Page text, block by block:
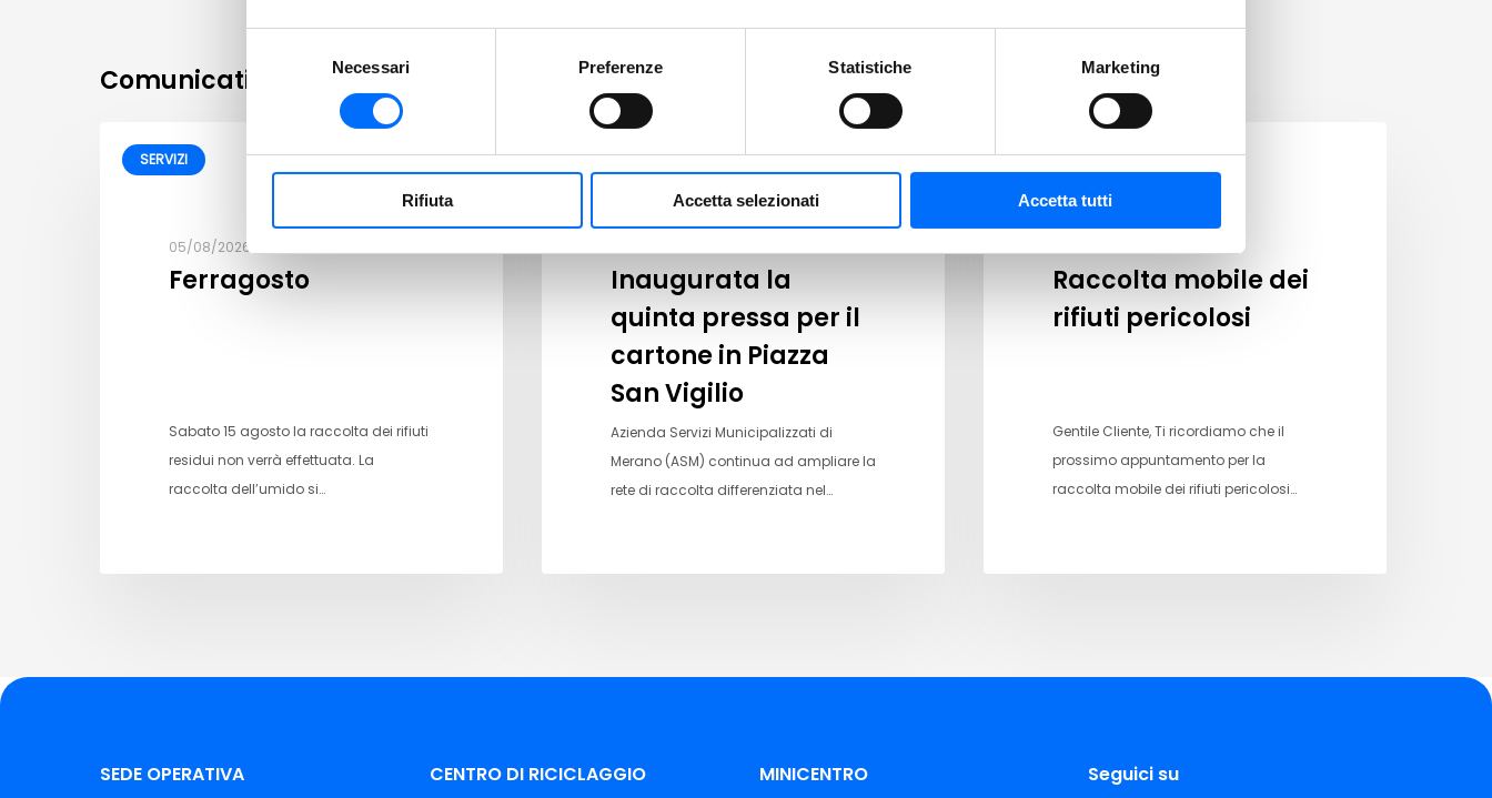
del
consenso
Necessari Preferenze Statistiche Marketing
Rifiuta Accetta selezionati Accetta tutti
Comunicati correlati
SERVIZI
05/08/2026
Ferragosto
Sabato 15 agosto la raccolta dei rifiuti
residui non verrà effettuata. La
raccolta dell’umido si…
SERVIZI
Inaugurata la
quinta pressa per il
cartone in Piazza
San Vigilio
Azienda Servizi Municipalizzati di
Merano (ASM) continua ad ampliare la
rete di raccolta differenziata nel…
SERVIZI
Raccolta mobile dei
rifiuti pericolosi
Gentile Cliente, Ti ricordiamo che il
prossimo appuntamento per la
raccolta mobile dei rifiuti pericolosi…
SEDE OPERATIVA CENTRO DI RICICLAGGIO MINICENTRO Seguici su